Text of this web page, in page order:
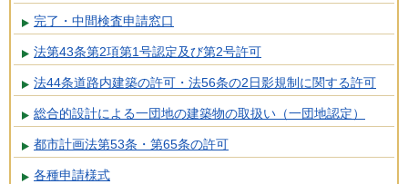
完了・中間検査申請窓口
法第43条第2項第1号認定及び第2号許可
法44条道路内建築の許可・法56条の2日影規制に関する許可
総合的設計による一団地の建築物の取扱い（一団地認定）
都市計画法第53条・第65条の許可
各種申請様式